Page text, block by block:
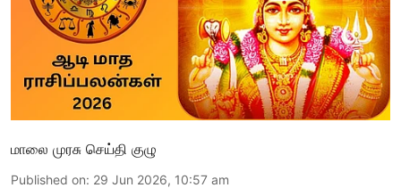
மாலை முரசு செய்தி குழு
Published on: 29 Jun 2026, 10:57 am